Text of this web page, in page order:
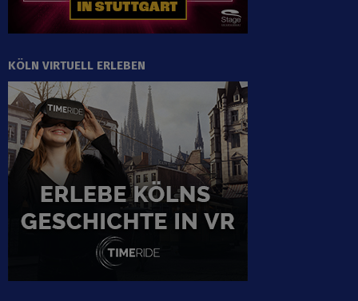
KÖLN VIRTUELL ERLEBEN